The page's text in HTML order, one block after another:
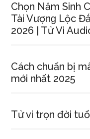
Chọn Năm Sinh
Tài Vượnɡ Lộc
2026 | Tử Vi
Cách chuẩn bị
mới nhất 2025
Tử vi trọn đời